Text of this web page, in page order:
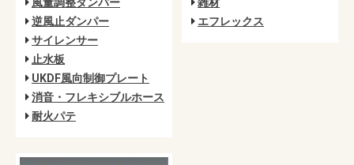
風量調整ダンパー
逆風止ダンパー
サイレンサー
止水板
UKDF風向制御プレート
消音・フレキシブルホース
耐火パテ
雑材
エフレックス